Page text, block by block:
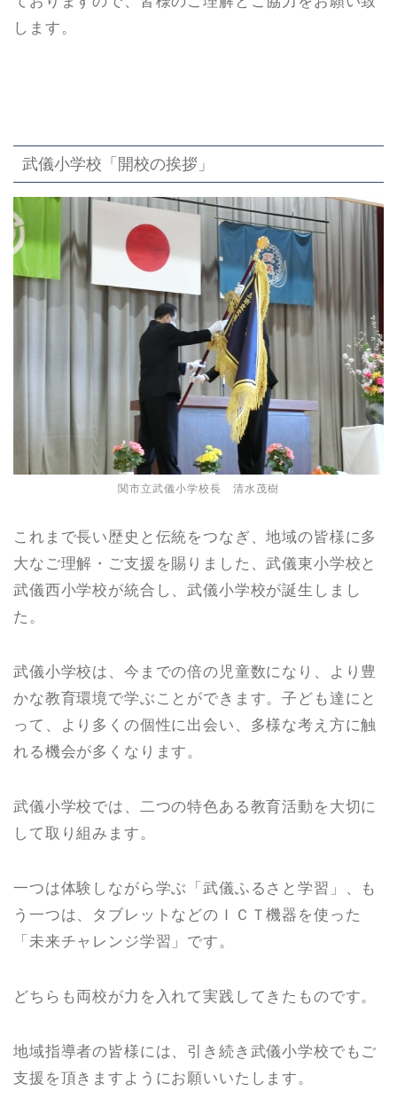
します。
武儀小学校「開校の挨拶」
関市立武儀小学校長 清水茂樹
これまで長い歴史と伝統をつなぎ、地域の皆様に多
大なご理解・ご支援を賜りました、武儀東小学校と
武儀西小学校が統合し、武儀小学校が誕生しまし
た。
武儀小学校は、今までの倍の児童数になり、より豊
かな教育環境で学ぶことができます。子ども達にと
って、より多くの個性に出会い、多様な考え方に触
れる機会が多くなります。
武儀小学校では、二つの特色ある教育活動を大切に
して取り組みます。
一つは体験しながら学ぶ「武儀ふるさと学習」、も
う一つは、タブレットなどのＩＣＴ機器を使った
「未来チャレンジ学習」です。
どちらも両校が力を入れて実践してきたものです。
地域指導者の皆様には、引き続き武儀小学校でもご
支援を頂きますようにお願いいたします。